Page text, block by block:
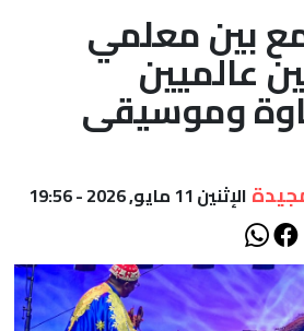
الصحراء
بين معلمي
عالميين
وموسيقى
الإثنين 11 مايو, 2026 - 19:56